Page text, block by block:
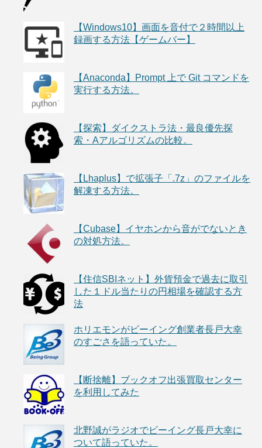
【Windows10】画面を音付で２時間以上
録画する方法【ゲームバー】
【Anaconda】Prompt 上で Git コマンドを
実行する方法。
【探索】ダイクストラ法・最良優先探
索・Aアルゴリズムの比較。
【Lhaplus】で拡張子「.7z」のファイルを
解凍する方法。
【Cubase】イヤホンから音がでないとき
の対処方法。
【住信SBIネット】外貨預金で過去に取引
した１ドル当たりの円相場を確認する方
法
ホリエモンがビーイング創業者長戸大幸
のすごさを語っていた。
【断捨離】ブックオフ出張買取センター
を利用してみた
北野誠がラジオでビーイング長戸大幸に
ついて語っていた。